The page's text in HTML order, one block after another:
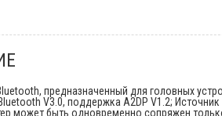
предназначенный для головных
V3.0, поддержка A2DP V1.2;
может быть одновременно сопряжен